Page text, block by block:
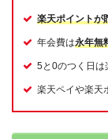
楽天ポイントが
年会費は永年無
5と0のつく日は
楽天ペイや楽天